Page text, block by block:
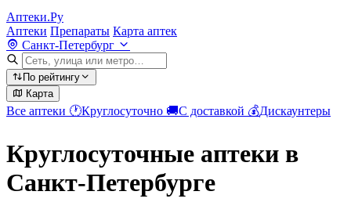
Аптеки.Ру
Аптеки Препараты Карта аптек
Санкт-Петербург
По рейтингу
Карта
Все аптеки 🕐Круглосуточно 🚚С доставкой 💰Дискаунтеры
Круглосуточные аптеки в
Санкт-Петербурге